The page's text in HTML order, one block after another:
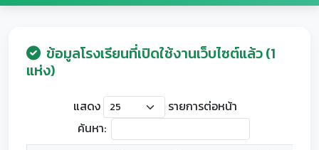
ข้อมูลโรงเรียนที่เปิดใช้งานเว็บไซต์แล้ว (1
แห่ง)
แสดง
รายการต่อหน้า
ค้นหา: